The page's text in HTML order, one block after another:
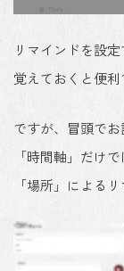
リマインドを設
覚えておくと便利
ですが、冒頭で
「時間軸」だけ
「場所」によるリ